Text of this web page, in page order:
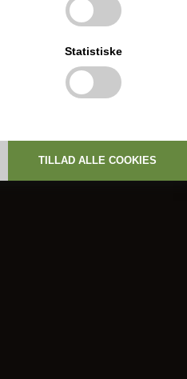
Statistiske